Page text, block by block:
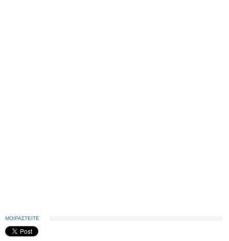
ΜΟΙΡΑΣΤΕΙΤΕ